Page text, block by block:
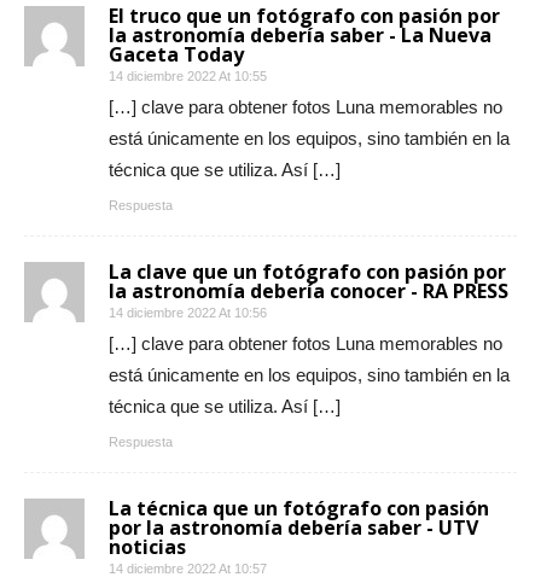
El truco que un fotógrafo con pasión por
la astronomía debería saber - La Nueva
Gaceta Today
14 diciembre 2022 At 10:55
[…] clave para obtener fotos Luna memorables no
está únicamente en los equipos, sino también en la
técnica que se utiliza. Así […]
Respuesta
La clave que un fotógrafo con pasión por
la astronomía debería conocer - RA PRESS
14 diciembre 2022 At 10:56
[…] clave para obtener fotos Luna memorables no
está únicamente en los equipos, sino también en la
técnica que se utiliza. Así […]
Respuesta
La técnica que un fotógrafo con pasión
por la astronomía debería saber - UTV
noticias
14 diciembre 2022 At 10:57